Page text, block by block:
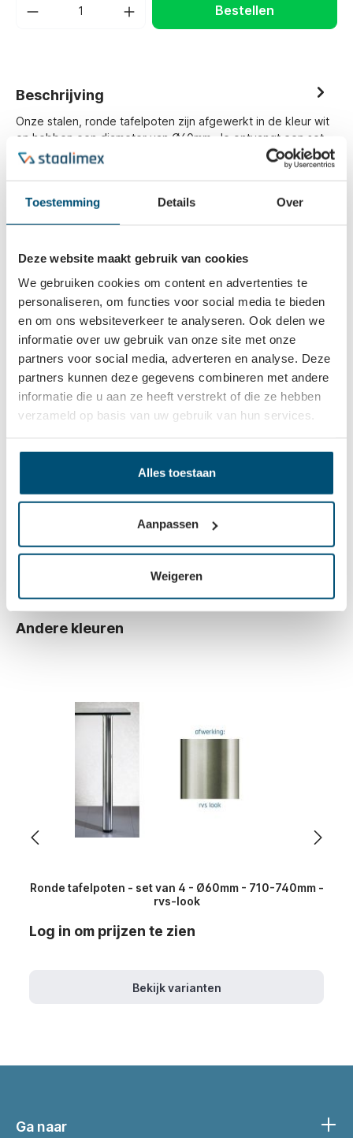
Toestemming Details Over
Deze website maakt gebruik van cookies
We gebruiken cookies om content en advertenties te
personaliseren, om functies voor social media te bieden
en om ons websiteverkeer te analyseren. Ook delen we
informatie over uw gebruik van onze site met onze
partners voor social media, adverteren en analyse. Deze
partners kunnen deze gegevens combineren met andere
informatie die u aan ze heeft verstrekt of die ze hebben
verzameld op basis van uw gebruik van hun services.
Alles toestaan
Aanpassen
Weigeren
Bestellen
Beschrijving
Onze stalen, ronde tafelpoten zijn afgewerkt in de kleur wit
en hebben een diameter van Ø60mm. Je ontvangt een set
van 4 stu…Meer
Eigenschappen
Vaak samen gekocht
tafelpoten Ø 60mm - h: 120mm - zwart
Log in om prijzen te zien
Andere kleuren
Ronde tafelpoten - set van 4 - Ø60mm - 710-740mm -
rvs-look
Log in om prijzen te zien
Bekijk varianten
Ga naar